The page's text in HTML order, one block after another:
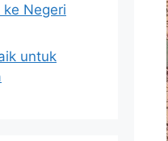
ke Negeri
untuk